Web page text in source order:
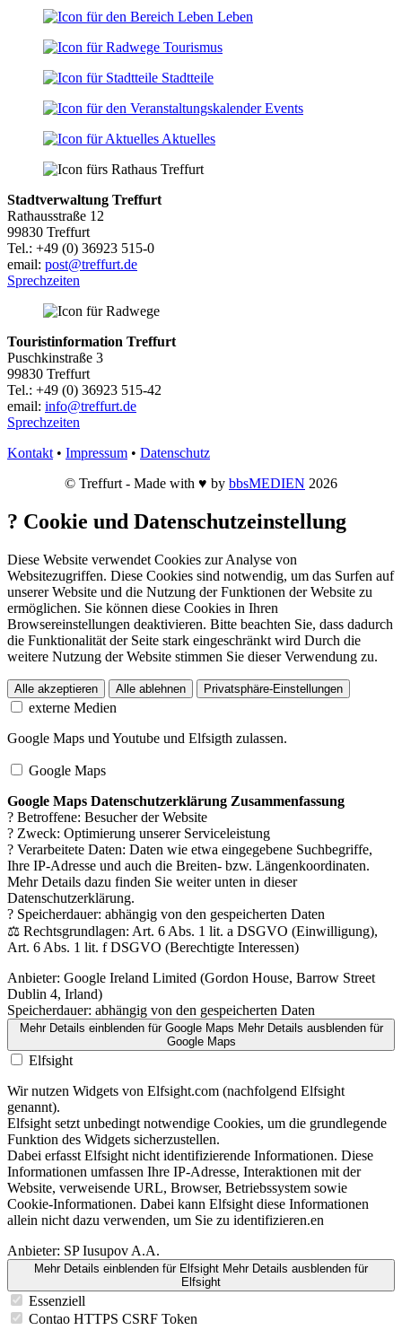
Leben
Tourismus
Stadtteile
Events
Aktuelles
Stadtverwaltung Treffurt
Rathausstraße 12
99830 Treffurt
Tel.: +49 (0) 36923 515-0
email: post@treffurt.de
Sprechzeiten
Touristinformation Treffurt
Puschkinstraße 3
99830 Treffurt
Tel.: +49 (0) 36923 515-42
email: info@treffurt.de
Sprechzeiten
Kontakt• Impressum • Datenschutz
© Treffurt - Made with ♥ by bbsMEDIEN 2026
? Cookie und Datenschutzeinstellung
Diese Website verwendet Cookies zur Analyse von
Websitezugriffen. Diese Cookies sind notwendig, um das Surfen auf
unserer Website und die Nutzung der Funktionen der Website zu
ermöglichen. Sie können diese Cookies in Ihren
Browsereinstellungen deaktivieren. Bitte beachten Sie, dass dadurch
die Funktionalität der Seite stark eingeschränkt wird Durch die
weitere Nutzung der Website stimmen Sie dieser Verwendung zu.
Alle akzeptieren Alle ablehnen Privatsphäre-Einstellungen
externe Medien
Google Maps und Youtube und Elfsigth zulassen.
Google Maps
Google Maps Datenschutzerklärung Zusammenfassung
? Betroffene: Besucher der Website
? Zweck: Optimierung unserer Serviceleistung
? Verarbeitete Daten: Daten wie etwa eingegebene Suchbegriffe,
Ihre IP-Adresse und auch die Breiten- bzw. Längenkoordinaten.
Mehr Details dazu finden Sie weiter unten in dieser
Datenschutzerklärung.
? Speicherdauer: abhängig von den gespeicherten Daten
⚖️ Rechtsgrundlagen: Art. 6 Abs. 1 lit. a DSGVO (Einwilligung),
Art. 6 Abs. 1 lit. f DSGVO (Berechtigte Interessen)
Anbieter: Google Ireland Limited (Gordon House, Barrow Street
Dublin 4, Irland)
Speicherdauer: abhängig von den gespeicherten Daten
Mehr Details einblendenfür Google Maps Mehr Details ausblendenfür
Google Maps
Elfsight
Wir nutzen Widgets von Elfsight.com (nachfolgend Elfsight
genannt).
Elfsight setzt unbedingt notwendige Cookies, um die grundlegende
Funktion des Widgets sicherzustellen.
Dabei erfasst Elfsight nicht identifizierende Informationen. Diese
Informationen umfassen Ihre IP-Adresse, Interaktionen mit der
Website, verweisende URL, Browser, Betriebssystem sowie
Cookie-Informationen. Dabei kann Elfsight diese Informationen
allein nicht dazu verwenden, um Sie zu identifizieren.en
Anbieter: SP Iusupov A.A.
Mehr Details einblenden für Elfsight Mehr Details ausblenden für
Elfsight
Essenziell
Contao HTTPS CSRF Token